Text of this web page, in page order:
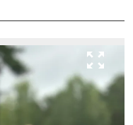
zoom_out_map